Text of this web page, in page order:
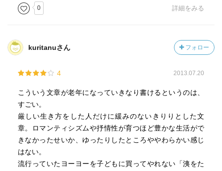
ん。
兎にも角にもまるで降って湧いたように
あのとさかの垂れためんどりと
十一羽の黄色いひよこが晴れ晴れしく動いているではあり
〜中略〜
黄色い細い脚をともかくも踏ん張ったり
はじめて見るこの世界に驚いたり
喜んだり戸惑ったりしているようです』
せいさんはこのエッセイをこんな言葉で閉じます。
0 詳細をみる
kuritanuさん フォロー
4 2013.07.20
こういう文章が老年になっていきなり書けるというのは、
すごい。
厳しい生き方をした人だけに緩みのないきりりとした文
章。ロマンティシズムや抒情性が育つほど豊かな生活がで
きなかったせいか、ゆったりしたところややわらかい感じ
はない。
流行っていたヨーヨーを子どもに買ってやれない「洟をた